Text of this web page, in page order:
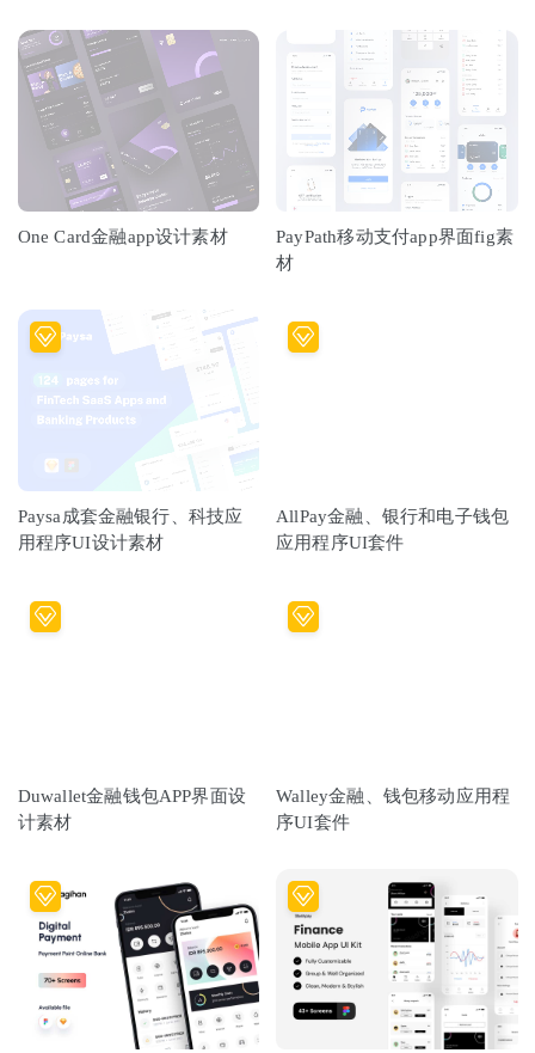
One Card金融app设计素材
PayPath移动支付app界面fig素
材
Paysa成套金融银行、科技应
用程序UI设计素材
AllPay金融、银行和电子钱包
应用程序UI套件
Duwallet金融钱包APP界面设
计素材
Walley金融、钱包移动应用程
序UI套件